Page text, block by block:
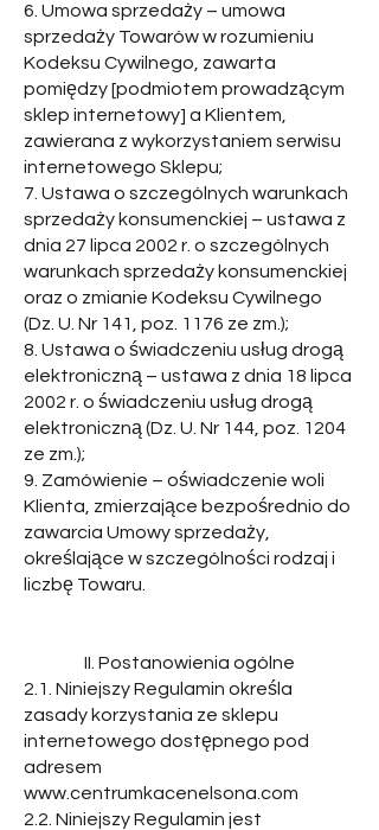
6. Umowa sprzedaży – umowa
sprzedaży Towarów w rozumieniu
Kodeksu Cywilnego, zawarta
pomiędzy [podmiotem prowadzącym
sklep internetowy] a Klientem,
zawierana z wykorzystaniem serwisu
internetowego Sklepu;
7. Ustawa o szczególnych warunkach
sprzedaży konsumenckiej – ustawa z
dnia 27 lipca 2002 r. o szczególnych
warunkach sprzedaży konsumenckiej
oraz o zmianie Kodeksu Cywilnego
(Dz. U. Nr 141, poz. 1176 ze zm.);
8. Ustawa o świadczeniu usług drogą
elektroniczną – ustawa z dnia 18 lipca
2002 r. o świadczeniu usług drogą
elektroniczną (Dz. U. Nr 144, poz. 1204
ze zm.);
9. Zamówienie – oświadczenie woli
Klienta, zmierzające bezpośrednio do
zawarcia Umowy sprzedaży,
określające w szczególności rodzaj i
liczbę Towaru.
II. Postanowienia ogólne
2.1. Niniejszy Regulamin określa
zasady korzystania ze sklepu
internetowego dostępnego pod
adresem
www.centrumkacenelsona.com
2.2. Niniejszy Regulamin jest